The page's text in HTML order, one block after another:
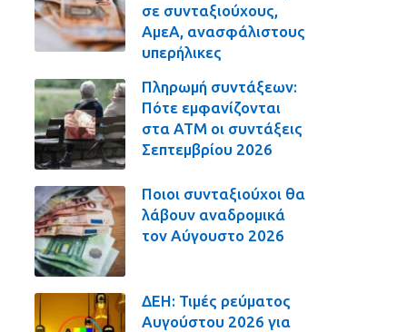
σε συνταξιούχους,
ΑμεΑ, ανασφάλιστους
υπερήλικες
Πληρωμή συντάξεων:
Πότε εμφανίζονται
στα ΑΤΜ οι συντάξεις
Σεπτεμβρίου 2026
Ποιοι συνταξιούχοι θα
λάβουν αναδρομικά
τον Αύγουστο 2026
ΔΕΗ: Τιμές ρεύματος
Αυγούστου 2026 για